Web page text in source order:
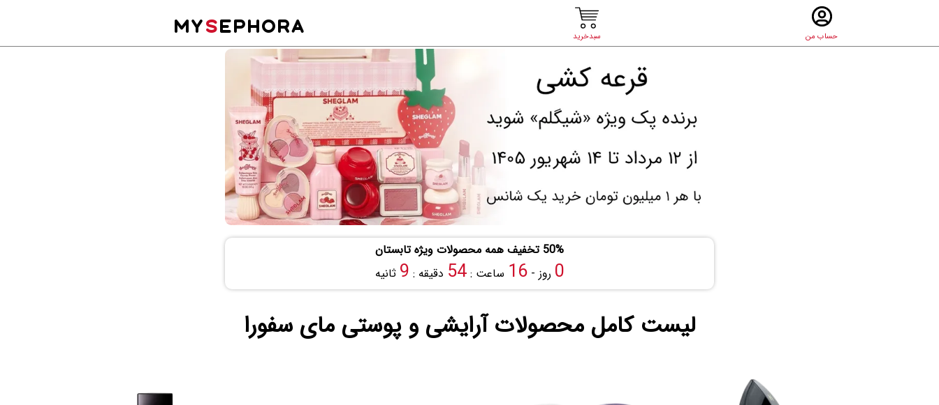
حساب من سبدخرید
MYSEPHORA
50% تخفیف همه محصولات ویژه تابستان
0 روز -16 ساعت :54 دقیقه : 8 ثانیه
لیست کامل محصولات آرایشی و پوستی مای سفورا